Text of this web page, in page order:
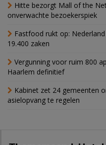
Hitte bezorgt Mall of the
onverwachte bezoekerspiek
Fastfood rukt op:
19.400 zaken
Vergunning voor ruim 800
Haarlem definitief
Kabinet zet 24 gemeenten
asielopvang te regelen